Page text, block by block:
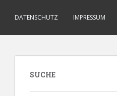
DATENSCHUTZ IMPRESSUM
SUCHE